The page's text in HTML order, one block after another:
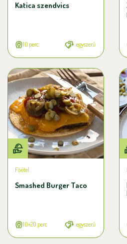
Katica szendvics
10 perc egyszerű
Főétel
Smashed Burger Taco
10+20 perc egyszerű